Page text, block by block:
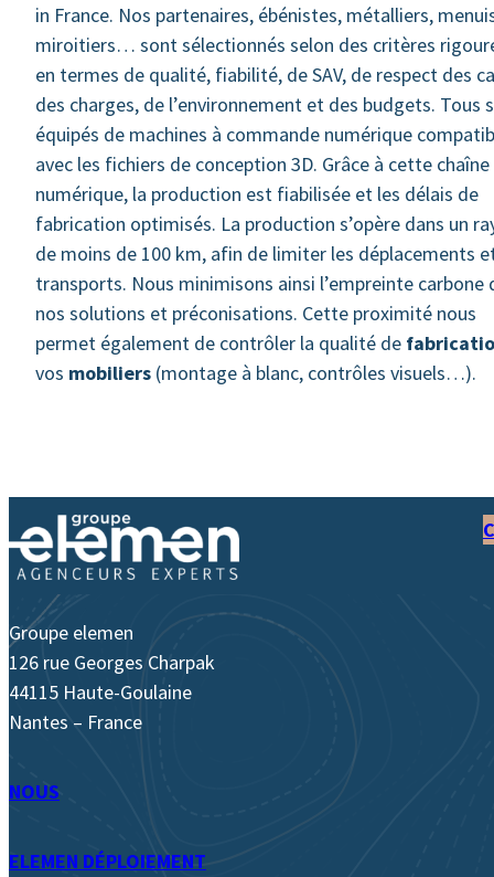
in France. Nos partenaires, ébénistes, métalliers,
miroitiers… sont sélectionnés selon des critères
en termes de qualité, fiabilité, de SAV, de respect des
des charges, de l’environnement et des budgets. Tous
équipés de machines à commande numérique
avec les fichiers de conception 3D. Grâce à cette chaîne
numérique, la production est fiabilisée et les délais de
fabrication optimisés. La production s’opère dans un
de moins de 100 km, afin de limiter les déplacements
transports. Nous minimisons ainsi l’empreinte carbone
nos solutions et préconisations. Cette proximité nous
permet également de contrôler la qualité de
vos mobiliers (montage à blanc, contrôles visuels…).
Groupe elemen
126 rue Georges Charpak
44115 Haute-Goulaine
Nantes – France
NOUS
ELEMEN DÉPLOIEMENT